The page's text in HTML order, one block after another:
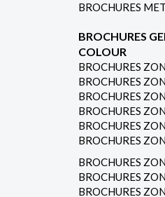
BROCHURES
BROCHURES
COLOUR
BROCHURES
BROCHURES
BROCHURES
BROCHURES
BROCHURES
BROCHURES
BROCHURES
BROCHURES
BROCHURES